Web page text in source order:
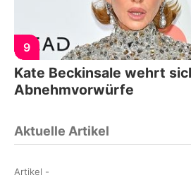
9
Kate Beckinsale wehrt
Abnehmvorwürfe
Aktuelle Artikel
Artikel -